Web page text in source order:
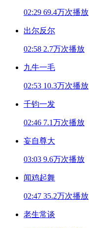
02:29 69.4万次播放
出尔反尔
02:58 2.7万次播放
九牛一毛
02:53 10.3万次播放
千钧一发
02:46 7.1万次播放
妄自尊大
03:03 9.6万次播放
闻鸡起舞
02:47 35.2万次播放
老生常谈